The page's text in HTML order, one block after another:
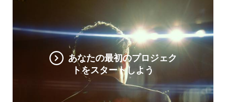
あなたの最初のプロジェク
トをスタートしよう